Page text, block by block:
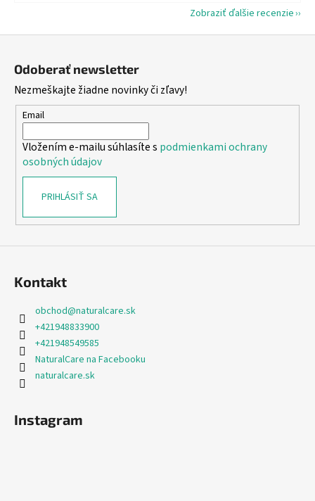
Zobraziť ďalšie recenzie
Odoberať newsletter
Nezmeškajte žiadne novinky či zľavy!
Email
Vložením e-mailu súhlasíte s podmienkami ochrany
osobných údajov
PRIHLÁSIŤ SA
Kontakt
obchod@naturalcare.sk
+421948833900
+421948549585
NaturalCare na Facebooku
naturalcare.sk
Instagram